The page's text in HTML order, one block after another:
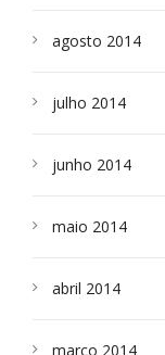
agosto 2014
julho 2014
junho 2014
maio 2014
abril 2014
março 2014